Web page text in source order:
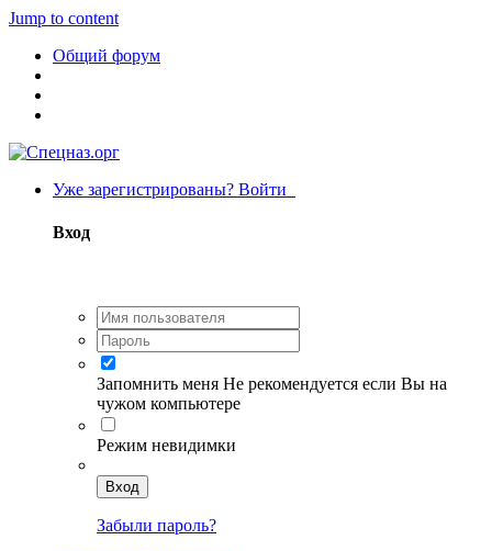
Jump to content
Общий форум
Уже зарегистрированы? Войти
Вход
Запомнить меня Не рекомендуется если Вы на
чужом компьютере
Режим невидимки
Вход
Забыли пароль?